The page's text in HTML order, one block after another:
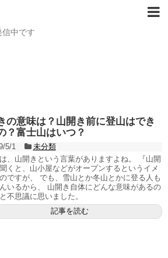
信中です
の意味は？山開き前に登山はでき
？富士山はいつ？
5/1
未分類
、山開きという言葉がありますよね。 『山開
くと、山小屋などがオープンするというイメ
ですが、 でも、雪山とか冬山とかに登る人も
いるから、 山開き自体にどんな意味があるの
不思議に思いました。
記事を読む